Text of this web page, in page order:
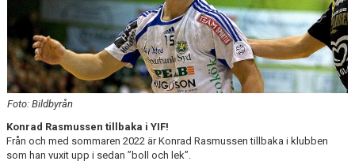
YIF:S NOSTALGOTEK
MEDLEMSKAP
Foto: Bildbyrån
Konrad Rasmussen tillbaka i YIF!
Från och med sommaren 2022 är Konrad Rasmussen tillbaka i klubben
som han vuxit upp i sedan ”boll och lek”.